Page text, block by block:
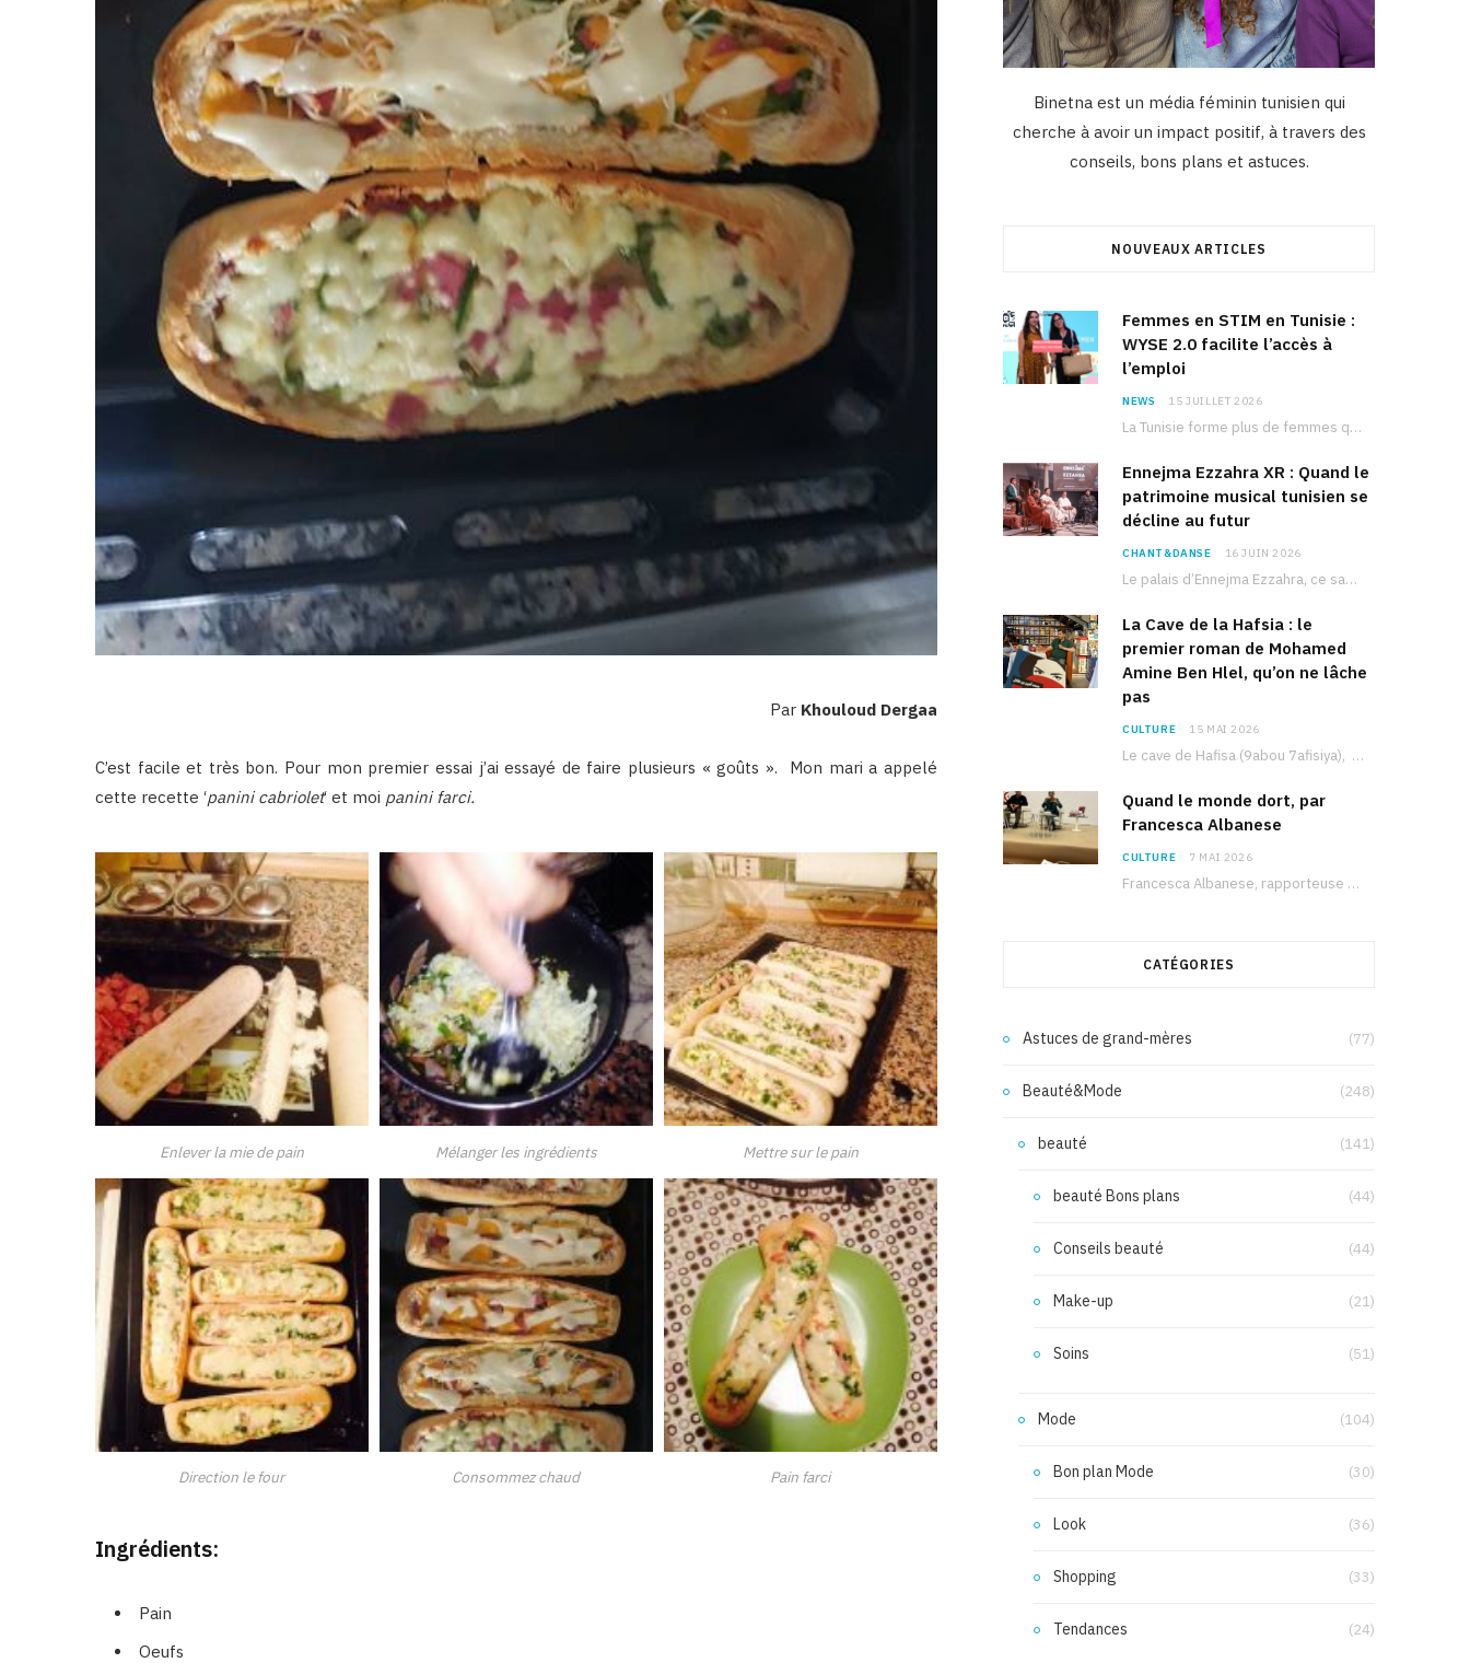
Par Khouloud Dergaa
C’est facile et très bon. Pour mon premier essai j’ai essayé de faire plusieurs « goûts ». Mon mari a appelé
cette recette ‘panini cabriolet‘ et moi panini farci.
Enlever la mie de pain Mélanger les ingrédients Mettre sur le pain
Direction le four Consommez chaud Pain farci
Ingrédients:
Pain
Oeufs
Binetna est un média féminin tunisien qui
cherche à avoir un impact positif, à travers des
conseils, bons plans et astuces.
NOUVEAUX ARTICLES
Femmes en STIM en Tunisie :
WYSE 2.0 facilite l’accès à
l’emploi
NEWS 15 JUILLET 2026
La Tunisie forme plus de femmes que d’hommes dans les filières scientifiques. Pourtant, pour beaucoup…
Ennejma Ezzahra XR : Quand le
patrimoine musical tunisien se
décline au futur
CHANT&DANSE 16 JUIN 2026
Le palais d’Ennejma Ezzahra, ce sanctuaire de la musique tunisienne et méditerranéenne construit par le…
La Cave de la Hafsia : le
premier roman de Mohamed
Amine Ben Hlel, qu’on ne lâche
pas
CULTURE 15 MAI 2026
Le cave de Hafisa (9abou 7afisiya), premier roman du journaliste tunisien Mohamed Amine Ben Hlel,…
Quand le monde dort, par
Francesca Albanese
CULTURE 7 MAI 2026
Francesca Albanese, rapporteuse spéciale de l’ONU sur les territoires palestiniens occupés, était à Tunis pour…
CATÉGORIES
Astuces de grand-mères (77)
Beauté&Mode (248)
beauté (141)
beauté Bons plans (44)
Conseils beauté (44)
Make-up (21)
Soins (51)
Mode (104)
Bon plan Mode (30)
Look (36)
Shopping (33)
Tendances (24)